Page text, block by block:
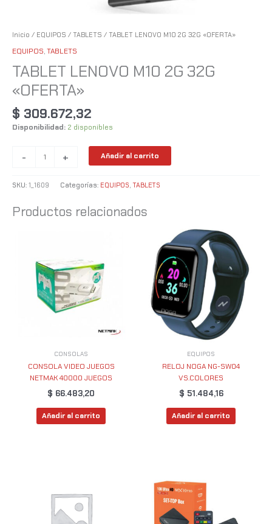
Inicio / EQUIPOS / TABLETS / TABLET LENOVO M10 2G 32G «OFERTA»
EQUIPOS,TABLETS
TABLET LENOVO M10 2G 32G
«OFERTA»
$ 309.672,32
Disponibilidad: 2 disponibles
- + Añadir al carrito
SKU: 1_1609 Categorías: EQUIPOS ,TABLETS
Productos relacionados
CONSOLAS
CONSOLA VIDEO JUEGOS
NETMAK 40000 JUEGOS
$ 66.483,20
Añadir al carrito
EQUIPOS
RELOJ NOGA NG-SW04
VS.COLORES
$ 51.484,16
Añadir al carrito